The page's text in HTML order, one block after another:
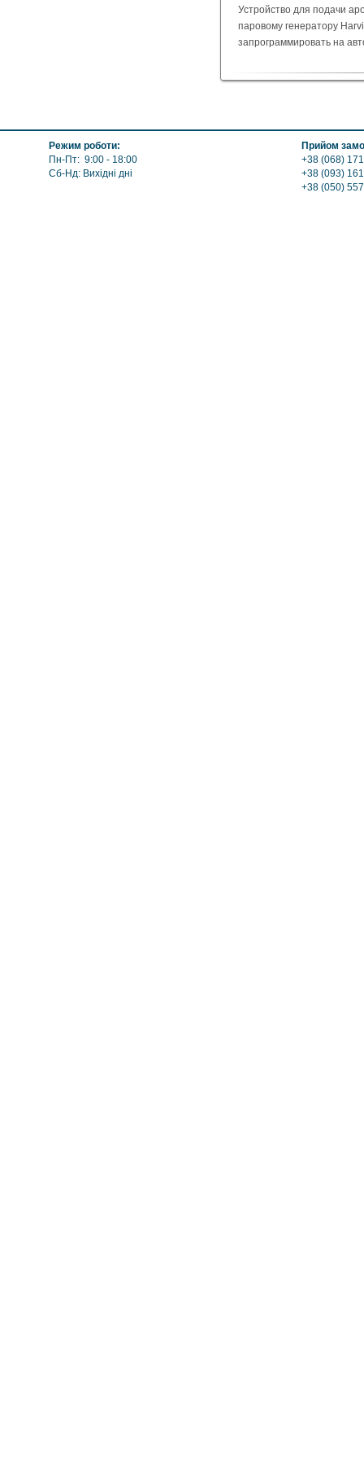
Указать цену
Устройство для подачи
паровому генератору
запрограммировать на
Режим роботи:
Пн-Пт: 9:00 - 18:00
Сб-Нд: Вихідні дні
Прийом
+38 (068)
+38 (093)
+38 (050)